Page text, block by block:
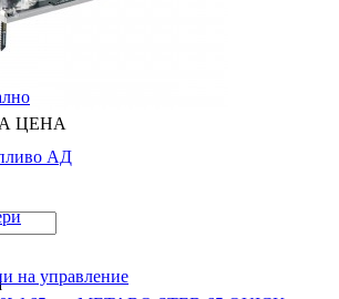
ЦЕНА
АД
на управление